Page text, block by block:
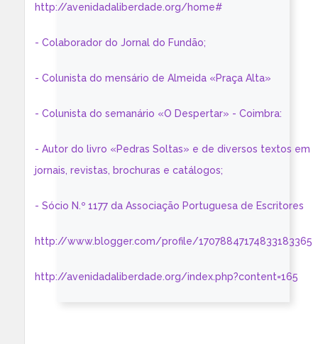
http://avenidadaliberdade.org/home#
- Colaborador do Jornal do Fundão;
- Colunista do mensário de Almeida «Praça Alta»
- Colunista do semanário «O Despertar» - Coimbra:
- Autor do livro «Pedras Soltas» e de diversos textos em
jornais, revistas, brochuras e catálogos;
- Sócio N.º 1177 da Associação Portuguesa de Escritores
http://www.blogger.com/profile/17078847174833183365
http://avenidadaliberdade.org/index.php?content=165